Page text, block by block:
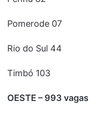
Pomerode 07
Rio do Sul 44
Timbó 103
OESTE – 993 vagas